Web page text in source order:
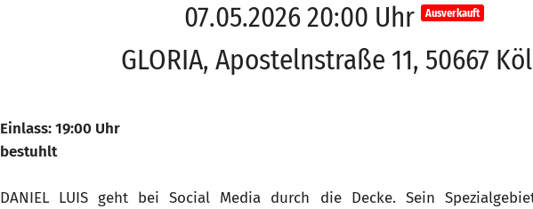
07.05.2026 20:00 Uhr Ausverkauft
GLORIA, Apostelnstraße 11, 50667
Einlass: 19:00 Uhr
bestuhlt
DANIEL LUIS geht bei Social Media durch die Decke. Sein